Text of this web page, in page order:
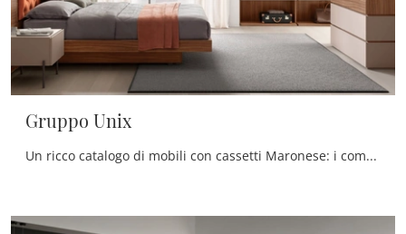
Gruppo Unix
Un ricco catalogo di mobili con cassetti Maronese: i comodini design in laccato opaco, come Gruppo Unix, sono tra le proposte più esclusive.